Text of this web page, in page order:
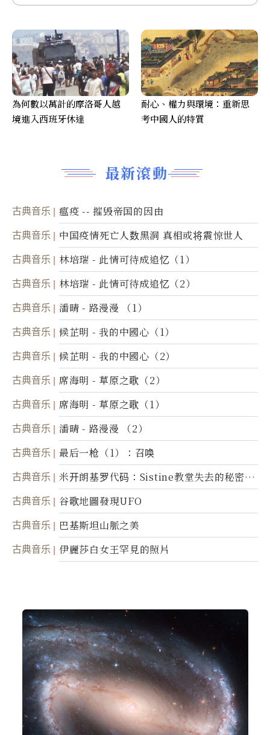
最新滾動
古典音乐 瘟疫 -- 摧毁帝国的因由
古典音乐 中国疫情死亡人数黑洞 真相或将震惊世人
古典音乐 林培瑞 - 此情可待成追忆（1）
古典音乐 林培瑞 - 此情可待成追忆（2）
古典音乐 潘晴 - 路漫漫 （1）
古典音乐 候芷明 - 我的中國心（1）
古典音乐 候芷明 - 我的中國心（2）
古典音乐 席海明 - 草原之歌（2）
古典音乐 席海明 - 草原之歌（1）
古典音乐 潘晴 - 路漫漫 （2）
古典音乐 最后一枪（1）：召唤
古典音乐
米开朗基罗代码：Sistine教堂失去的秘密
(图)
古典音乐 谷歌地圖發現UFO
古典音乐 巴基斯坦山脈之美
古典音乐 伊麗莎白女王罕見的照片
為何數以萬計的摩洛哥人越
境進入西班牙休達
耐心、權力與環境：重新思
考中國人的特質